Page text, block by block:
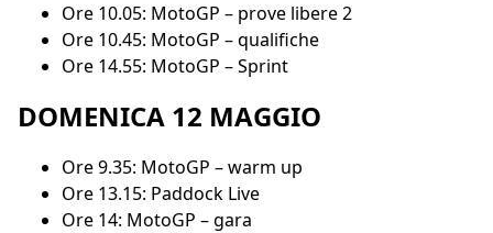
Ore 10.05: MotoGP – prove libere 2
Ore 10.45: MotoGP – qualifiche
Ore 14.55: MotoGP – Sprint
DOMENICA 12 MAGGIO
Ore 9.35: MotoGP – warm up
Ore 13.15: Paddock Live
Ore 14: MotoGP – gara